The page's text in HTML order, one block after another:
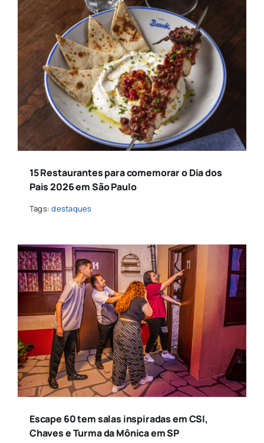
15 Restaurantes para comemorar o Dia dos
Pais 2026 em São Paulo
Tags:destaques
Escape 60 tem salas inspiradas em CSI,
Chaves e Turma da Mônica em SP